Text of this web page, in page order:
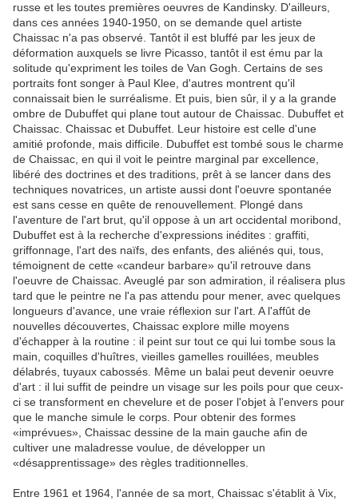
russe et les toutes premières oeuvres de Kandinsky. D'ailleurs,
dans ces années 1940-1950, on se demande quel artiste
Chaissac n'a pas observé. Tantôt il est bluffé par les jeux de
déformation auxquels se livre Picasso, tantôt il est ému par la
solitude qu'expriment les toiles de Van Gogh. Certains de ses
portraits font songer à Paul Klee, d'autres montrent qu'il
connaissait bien le surréalisme. Et puis, bien sûr, il y a la grande
ombre de Dubuffet qui plane tout autour de Chaissac. Dubuffet et
Chaissac. Chaissac et Dubuffet. Leur histoire est celle d'une
amitié profonde, mais difficile. Dubuffet est tombé sous le charme
de Chaissac, en qui il voit le peintre marginal par excellence,
libéré des doctrines et des traditions, prêt à se lancer dans des
techniques novatrices, un artiste aussi dont l'oeuvre spontanée
est sans cesse en quête de renouvellement. Plongé dans
l'aventure de l'art brut, qu'il oppose à un art occidental moribond,
Dubuffet est à la recherche d'expressions inédites : graffiti,
griffonnage, l'art des naïfs, des enfants, des aliénés qui, tous,
témoignent de cette «candeur barbare» qu'il retrouve dans
l'oeuvre de Chaissac. Aveuglé par son admiration, il réalisera plus
tard que le peintre ne l'a pas attendu pour mener, avec quelques
longueurs d'avance, une vraie réflexion sur l'art. A l'affût de
nouvelles découvertes, Chaissac explore mille moyens
d'échapper à la routine : il peint sur tout ce qui lui tombe sous la
main, coquilles d'huîtres, vieilles gamelles rouillées, meubles
délabrés, tuyaux cabossés. Même un balai peut devenir oeuvre
d'art : il lui suffit de peindre un visage sur les poils pour que ceux-
ci se transforment en chevelure et de poser l'objet à l'envers pour
que le manche simule le corps. Pour obtenir des formes
«imprévues», Chaissac dessine de la main gauche afin de
cultiver une maladresse voulue, de développer un
«désapprentissage» des règles traditionnelles.
Entre 1961 et 1964, l'année de sa mort, Chaissac s'établit à Vix,